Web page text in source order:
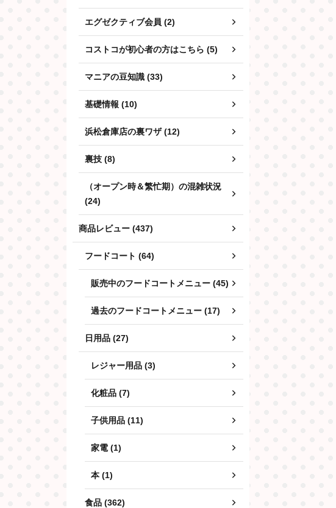
エグゼクティブ会員 (2)
コストコが初心者の方はこちら (5)
マニアの豆知識 (33)
基礎情報 (10)
浜松倉庫店の裏ワザ (12)
裏技 (8)
（オープン時＆繁忙期）の混雑状況
(24)
商品レビュー (437)
フードコート (64)
販売中のフードコートメニュー (45)
過去のフードコートメニュー (17)
日用品 (27)
レジャー用品 (3)
化粧品 (7)
子供用品 (11)
家電 (1)
本 (1)
食品 (362)